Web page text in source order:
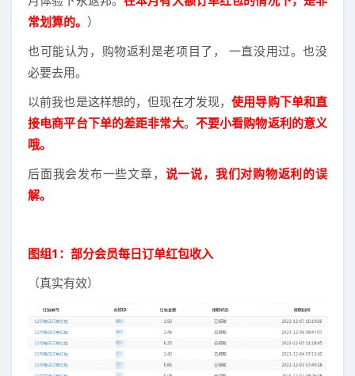
常划算的。 ）
也可能认为，购物返利是老项目了， 一直没用过。也没
必要去用。
以前我也是这样想的，但现在才发现，使用导购下单和直
接电商平台下单的差距非常大。 不要小看购物返利的意义
哦。
后面我会发布一些文章， 说一说，我们对购物返利的误
解。
图组1：部分会员每日订单红包收入
（真实有效）